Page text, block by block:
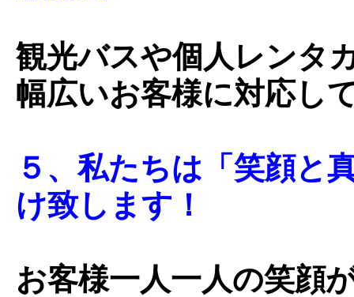
観光バスや個人レンタ
幅広いお客様に対応し
５、私たちは「笑顔と
け致します！
お客様一人一人の笑顔